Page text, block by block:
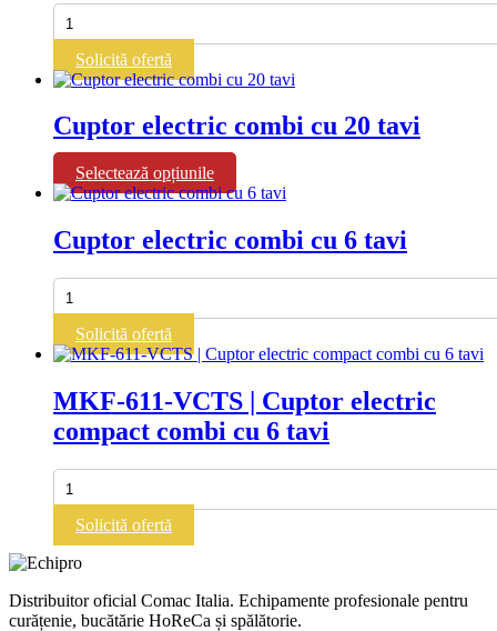
Cantitate
Cuptor
electric
combi
cu
tavi
Solicită ofertă
Cuptor electric combi cu 20 tavi
Selectează opțiunile
produs
multe
alese
pagina
produsului.
Cuptor electric combi cu 6 tavi
Cantitate
Cuptor
electric
combi
cu
tavi
Solicită ofertă
MKF-611-VCTS | Cuptor electric
compact combi cu 6 tavi
Cantitate
MKF-
611-
VCTS
|
Cuptor
electric
compact
Solicită ofertă
Distribuitor oficial Comac Italia. Echipamente profesionale pentru
curățenie, bucătărie HoReCa și spălătorie.